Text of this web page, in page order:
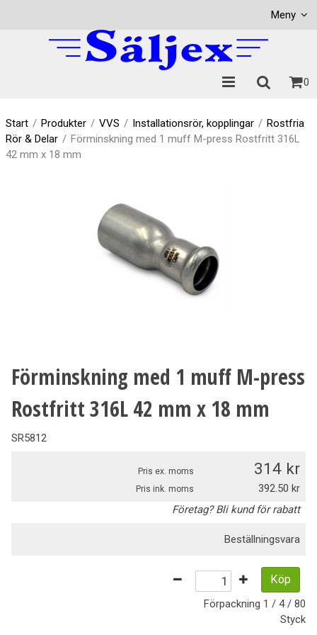
Meny
0
Start / Produkter / VVS / Installationsrör, kopplingar / Rostfria
Rör & Delar / Förminskning med 1 muff M-press Rostfritt 316L
42 mm x 18 mm
Förminskning med 1 muff M-press
Rostfritt 316L 42 mm x 18 mm
SR5812
Pris ex. moms 314
Pris ink. moms
392.50
Företag? Bli kund för rabatt
Beställningsvara
Köp
Förpackning 1 / 4 / 80
Styck